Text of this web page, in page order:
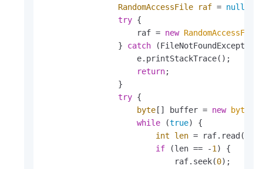
RandomAccessFile
raf = null
try {
                    raf =
new RandomAccessFile
                }
catch
                    e.printStackTrace();
return;
                }
try {
byte [] buffer = new byte
while (true) {
int
len =
if (len == -1) {
                            raf.seek(
0);